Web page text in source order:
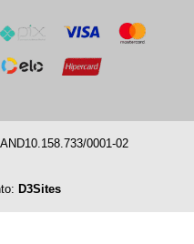
10.158.733/0001-02
D3Sites